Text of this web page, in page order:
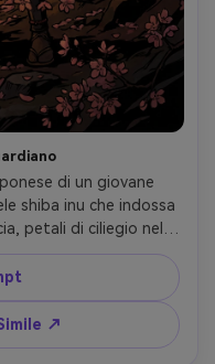
di un giovane
shiba inu che indossa
petali di ciliegio nel
tipo inchiostro, cel
eroica, atmosfera
dettagliati, ritratto
campo ridotta --ar 4:5
↗